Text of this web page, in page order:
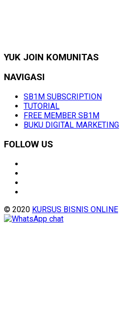
YUK JOIN KOMUNITAS
NAVIGASI
SB1M SUBSCRIPTION
TUTORIAL
FREE MEMBER SB1M
BUKU DIGITAL MARKETING
FOLLOW US
© 2020 KURSUS BISNIS ONLINE